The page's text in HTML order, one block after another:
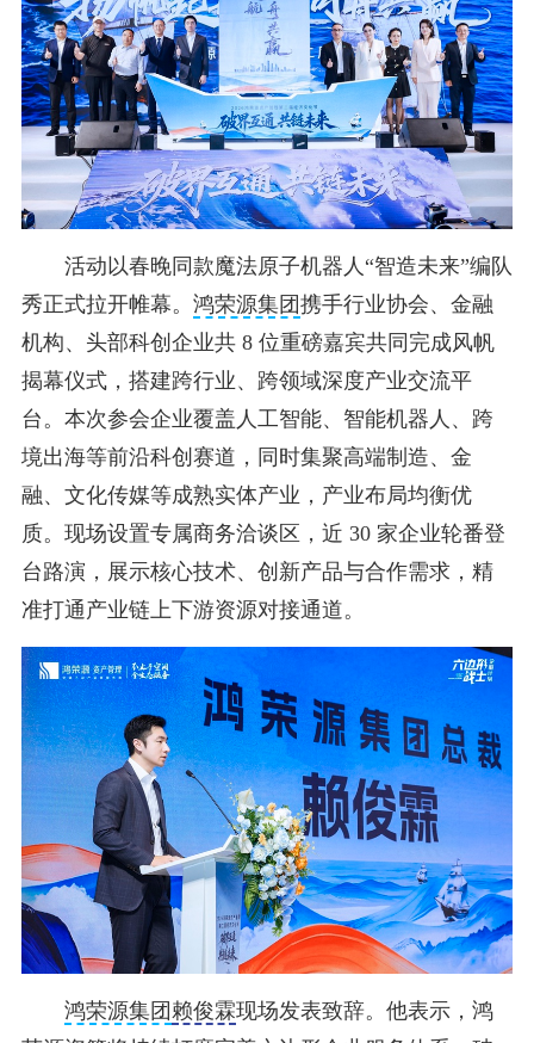
活动以春晚同款魔法原子机器人“智造未来”编队
秀正式拉开帷幕。 鸿荣源集团携手行业协会、金融
机构、头部科创企业共 8 位重磅嘉宾共同完成风帆
揭幕仪式，搭建跨行业、跨领域深度产业交流平
台。本次参会企业覆盖人工智能、智能机器人、跨
境出海等前沿科创赛道，同时集聚高端制造、金
融、文化传媒等成熟实体产业，产业布局均衡优
质。现场设置专属商务洽谈区，近 30 家企业轮番登
台路演，展示核心技术、创新产品与合作需求，精
准打通产业链上下游资源对接通道。
鸿荣源集团赖俊霖现场发表致辞。他表示，鸿